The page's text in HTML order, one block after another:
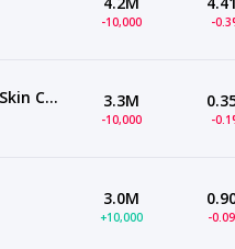
-10,000 -
Dr. Vijay Laxmi (Skin Care & Cure)
3.3M
-10,000 -
3.0M
+10,000 -